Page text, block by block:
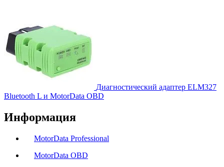
Диагностический адаптер ELM327
Bluetooth L и MotorData OBD
Информация
MotorData Professional
MotorData OBD